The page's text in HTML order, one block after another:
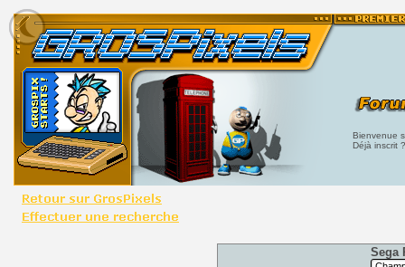
Bienvenue
Déjà inscrit
Sega